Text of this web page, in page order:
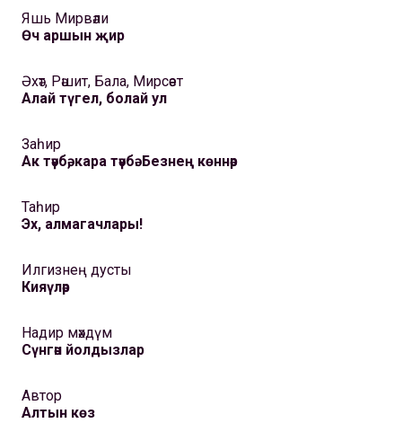
Яшь Мирвәли
Өч аршын җир
Әхәт, Рәшит, Бала, Мирсәет
Алай түгел, болай ул
Заһир
Ак тәүбә, кара тәүбә. Безнең көннәр
Таһир
Эх, алмагачлары!
Илгизнең дусты
Кияүләр
Надир мәхдүм
Сүнгән йолдызлар
Автор
Алтын көз